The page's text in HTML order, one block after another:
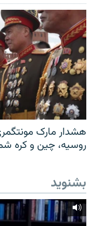
هشدار مارک
روسیه، چین و کره
بشنوید